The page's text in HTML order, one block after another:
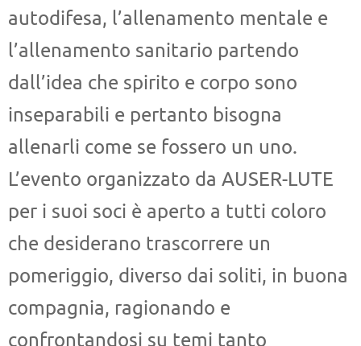
autodifesa, l’allenamento mentale e
l’allenamento sanitario partendo
dall’idea che spirito e corpo sono
inseparabili e pertanto bisogna
allenarli come se fossero un uno.
L’evento organizzato da AUSER-LUTE
per i suoi soci è aperto a tutti coloro
che desiderano trascorrere un
pomeriggio, diverso dai soliti, in buona
compagnia, ragionando e
confrontandosi su temi tanto